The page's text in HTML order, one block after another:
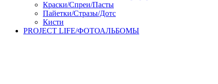
Краски/Спреи/Пасты
Пайетки/Стразы/Дотс
Кисти
PROJECT LIFE/ФОТОАЛЬБОМЫ